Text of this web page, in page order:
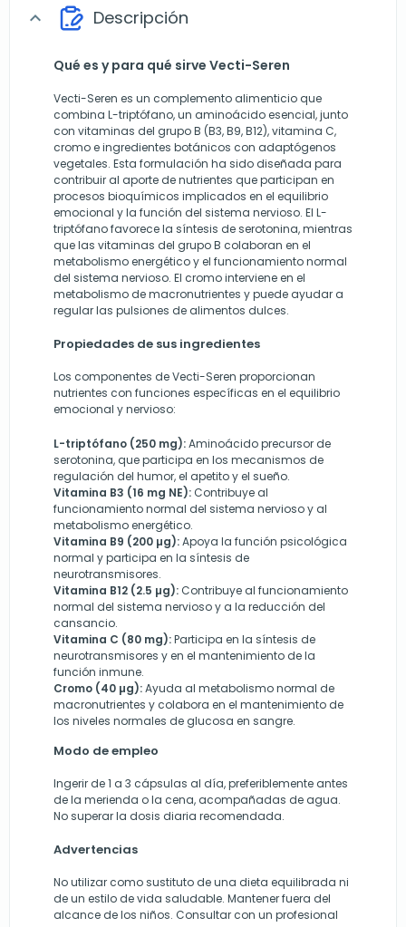
expand_more Descripción
Qué es y para qué sirve Vecti-Seren
Vecti-Seren es un complemento alimenticio que
combina L-triptófano, un aminoácido esencial, junto
con vitaminas del grupo B (B3, B9, B12), vitamina C,
cromo e ingredientes botánicos con adaptógenos
vegetales. Esta formulación ha sido diseñada para
contribuir al aporte de nutrientes que participan en
procesos bioquímicos implicados en el equilibrio
emocional y la función del sistema nervioso. El L-
triptófano favorece la síntesis de serotonina, mientras
que las vitaminas del grupo B colaboran en el
metabolismo energético y el funcionamiento normal
del sistema nervioso. El cromo interviene en el
metabolismo de macronutrientes y puede ayudar a
regular las pulsiones de alimentos dulces.
Propiedades de sus ingredientes
Los componentes de Vecti-Seren proporcionan
nutrientes con funciones específicas en el equilibrio
emocional y nervioso:
L-triptófano (250 mg):Aminoácido precursor de
serotonina, que participa en los mecanismos de
regulación del humor, el apetito y el sueño.
Vitamina B3 (16 mg NE): Contribuye al
funcionamiento normal del sistema nervioso y al
metabolismo energético.
Vitamina B9 (200 µg):Apoya la función psicológica
normal y participa en la síntesis de
neurotransmisores.
Vitamina B12 (2.5 µg): Contribuye al funcionamiento
normal del sistema nervioso y a la reducción del
cansancio.
Vitamina C (80 mg):Participa en la síntesis de
neurotransmisores y en el mantenimiento de la
función inmune.
Cromo (40 µg):Ayuda al metabolismo normal de
macronutrientes y colabora en el mantenimiento de
los niveles normales de glucosa en sangre.
Modo de empleo
Ingerir de 1 a 3 cápsulas al día, preferiblemente antes
de la merienda o la cena, acompañadas de agua.
No superar la dosis diaria recomendada.
Advertencias
No utilizar como sustituto de una dieta equilibrada ni
de un estilo de vida saludable. Mantener fuera del
alcance de los niños. Consultar con un profesional